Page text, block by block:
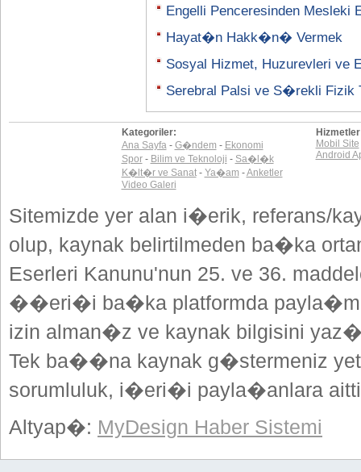
Engelli Penceresinden
Hayat�n Hakk�n� Vermek
Sosyal Hizmet, Huzurevleri ve
Serebral Palsi ve S�rekli Fizik
Kategoriler:
Ana Sayfa- G�ndem - Ekonomi
Spor- Bilim ve Teknoloji - Sa�l�k
K�lt�r ve Sanat- Ya�am -Anketler
Video Galeri
Mobil Site
Android
Sitemizde yer alan i�erik, referans/
olup, kaynak belirtilmeden ba�ka
Eserleri Kanunu'nun 25. ve 36.
��eri�i ba�ka platformda
izin alman�z ve kaynak bilgisini
Tek ba��na kaynak g�stermeniz
sorumluluk, i�eri�i payla�anlara
Altyap�: MyDesign Haber Sistemi